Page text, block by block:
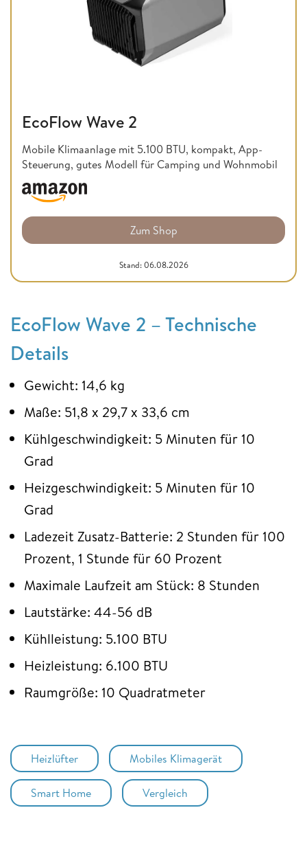
EcoFlow Wave 2
Mobile Klimaanlage mit 5.100 BTU, kompakt, App-
Steuerung, gutes Modell für Camping und Wohnmobil
Zum Shop
Stand: 06.08.2026
EcoFlow Wave 2 – Technische
Details
Gewicht: 14,6 kg
Maße: 51,8 x 29,7 x 33,6 cm
Kühlgeschwindigkeit: 5 Minuten für 10
Grad
Heizgeschwindigkeit: 5 Minuten für 10
Grad
Ladezeit Zusatz-Batterie: 2 Stunden für 100
Prozent, 1 Stunde für 60 Prozent
Maximale Laufzeit am Stück: 8 Stunden
Lautstärke: 44-56 dB
Kühlleistung: 5.100 BTU
Heizleistung: 6.100 BTU
Raumgröße: 10 Quadratmeter
Heizlüfter Mobiles Klimagerät
Smart Home Vergleich